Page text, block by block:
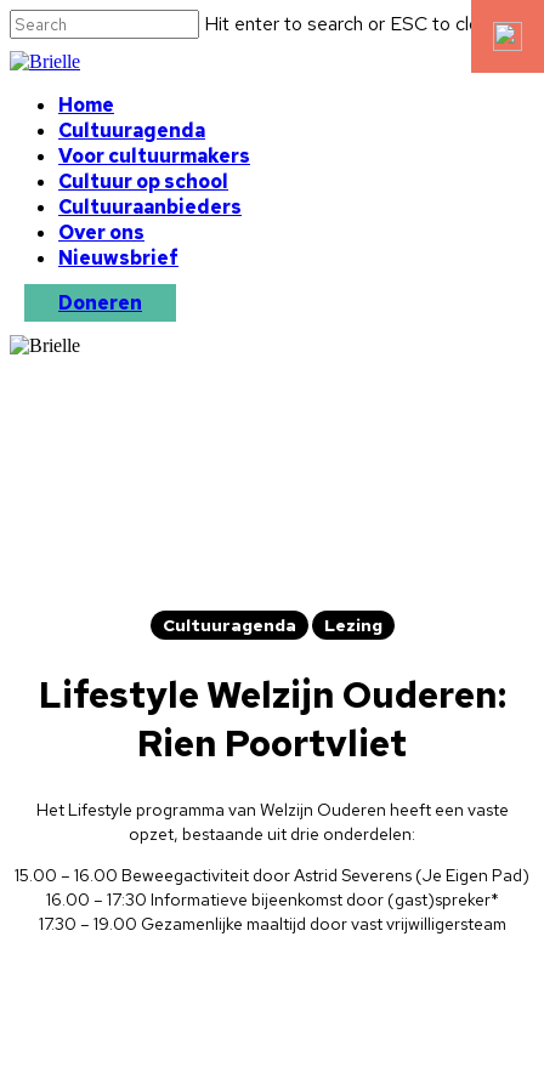
Hit enter to search or ESC to close
Home
Cultuuragenda
Voor cultuurmakers
Cultuur op school
Cultuuraanbieders
Over ons
Nieuwsbrief
Doneren
Cultuuragenda Lezing
Lifestyle Welzijn Ouderen:
Rien Poortvliet
Het Lifestyle programma van Welzijn Ouderen heeft een vaste
opzet, bestaande uit drie onderdelen:
15.00 – 16.00 Beweegactiviteit door Astrid Severens (Je Eigen Pad)
16.00 – 17:30 Informatieve bijeenkomst door (gast)spreker*
17.30 – 19.00 Gezamenlijke maaltijd door vast vrijwilligersteam